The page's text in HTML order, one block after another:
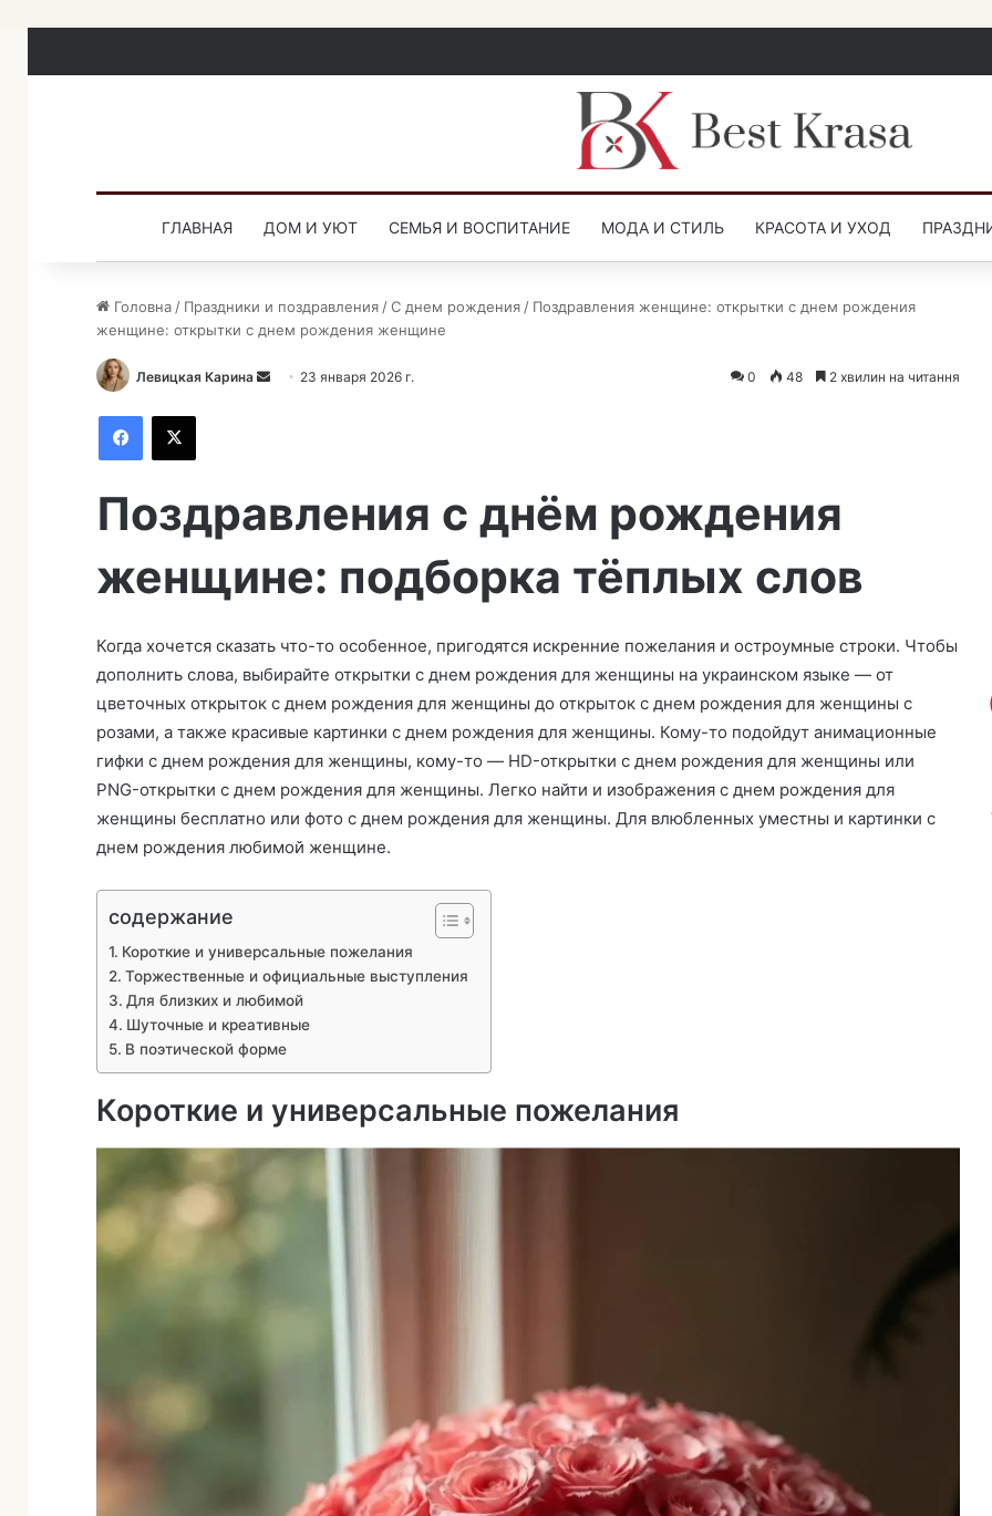
ГЛАВНАЯ ДОМ И УЮТ СЕМЬЯ И ВОСПИТАНИЕ МОДА И СТИЛЬ КРАСОТА И УХОД
Головна / Праздники и поздравления /С днем рождения / Поздравления женщине: открытки с днем рождения
женщине: открытки с днем рождения женщине
Левицкая Карина
в
ь
и
с
23 января 2026 г. 0 48 2 хвилин на читання
Поздравления с днём рождения
женщине: подборка тёплых слов
Когда хочется сказать что-то особенное, пригодятся искренние пожелания и остроумные строки. Чтобы
дополнить слова, выбирайте открытки с днем рождения для женщины на украинском языке — от
цветочных открыток с днем рождения для женщины до открыток с днем рождения для женщины с
розами, а также красивые картинки с днем рождения для женщины. Кому-то подойдут анимационные
гифки с днем рождения для женщины, кому-то — HD-открытки с днем рождения для женщины или
PNG-открытки с днем рождения для женщины. Легко найти и изображения с днем рождения для
женщины бесплатно или фото с днем рождения для женщины. Для влюбленных уместны и картинки с
днем рождения любимой женщине.
содержание
Короткие и универсальные пожелания
Торжественные и официальные выступления
Для близких и любимой
Шуточные и креативные
В поэтической форме
Короткие и универсальные пожелания